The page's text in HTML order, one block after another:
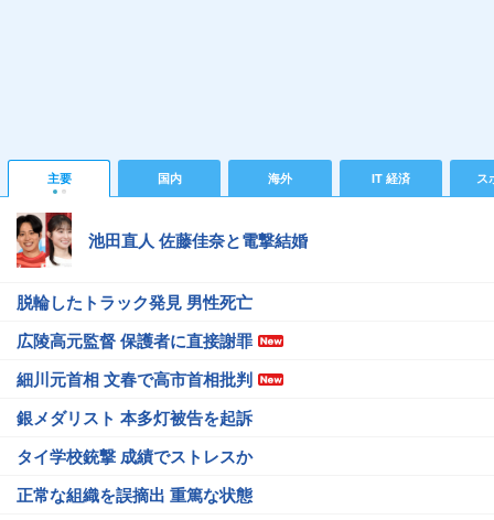
主要 国内 海外 IT 経済 ス
池田直人 佐藤佳奈と電撃結婚
脱輪したトラック発見 男性死亡
広陵高元監督 保護者に直接謝罪
細川元首相 文春で高市首相批判
銀メダリスト 本多灯被告を起訴
タイ学校銃撃 成績でストレスか
正常な組織を誤摘出 重篤な状態